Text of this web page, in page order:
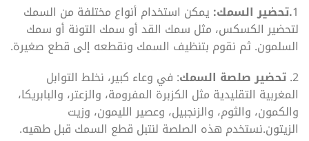
1.تحضير السمك: يمكن استخدام أنواع مختلفة من السمك
لتحضير الكسكس، مثل سمك القد أو سمك التونة أو سمك
السلمون. ثم نقوم بتنظيف السمك ونقطعه إلى قطع صغيرة.
2. تحضير صلصة السمك: في وعاء كبير، نخلط التوابل
المغربية التقليدية مثل الكزبرة المفرومة، والزعتر، والبابريكا،
والكمون، والثوم، والزنجبيل، وعصير الليمون، وزيت
الزيتون.نستخدم هذه الصلصة لنتبل قطع السمك قبل طهيه.